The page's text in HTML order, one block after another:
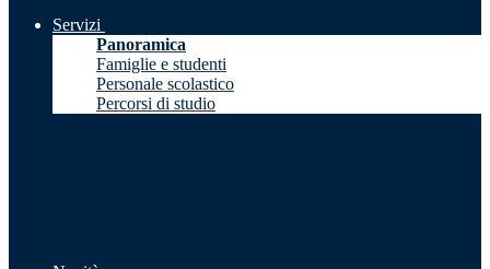
Servizi
Panoramica
Famiglie e studenti
Personale scolastico
Percorsi di studio